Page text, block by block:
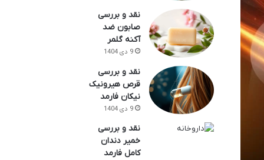
نقد و بررسی
صابون ضد
آکنه گلمر
9 دی 1404
نقد و بررسی
قرص هیرونیک
نیکان فارمد
9 دی 1404
نقد و بررسی
خمیر دندان
کامل فارمد